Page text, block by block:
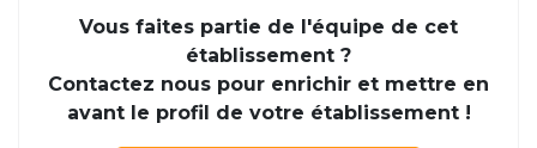
Vous faites partie de l'équipe de cet
établissement ?
Contactez nous pour enrichir et mettre en
avant le profil de votre établissement !